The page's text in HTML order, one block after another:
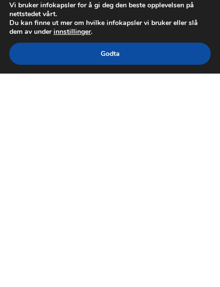
Vi bruker infokapsler for å gi deg den beste opplevelsen på
nettstedet vårt.
Du kan finne ut mer om hvilke infokapsler vi bruker eller slå
dem av underinnstillinger.
Godta